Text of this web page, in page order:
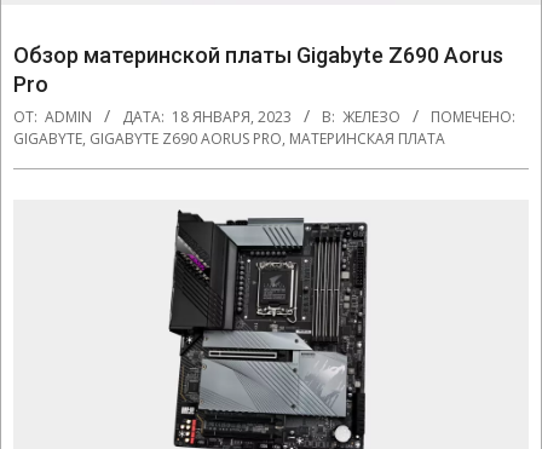
Обзор материнской платы Gigabyte Z690 Aorus
Pro
ОТ: ADMIN ДАТА: 18 ЯНВАРЯ, 2023 В: ЖЕЛЕЗО
ПОМЕЧЕНО:
GIGABYTE, GIGABYTE Z690 AORUS PRO, МАТЕРИНСКАЯ ПЛАТА